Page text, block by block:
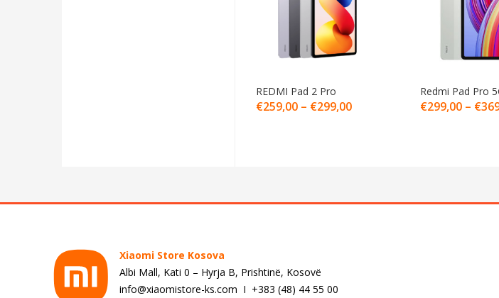
REDMI Pad 2 Pro
€259,00– €299,00
Redmi Pad Pro
€299,00 – €
Xiaomi Store Kosova
Albi Mall, Kati 0 – Hyrja B, Prishtinë, Kosovë
info@xiaomistore-ks.com I +383 (48) 44 55 00